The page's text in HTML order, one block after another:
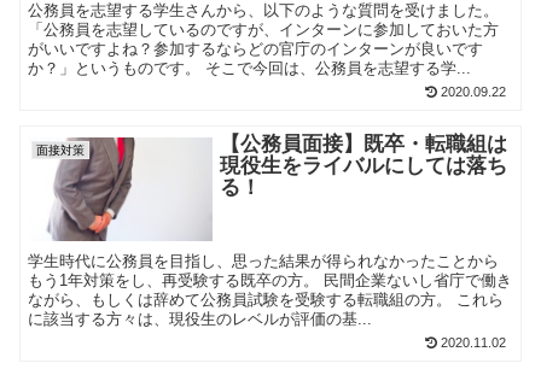
公務員を志望する学生さんから、以下のような質問を受けました。
「公務員を志望しているのですが、インターンに参加しておいた方
がいいですよね？参加するならどの官庁のインターンが良いです
か？」というものです。 そこで今回は、公務員を志望する学...
2020.09.22
面接対策
【公務員面接】既卒・転職組は
現役生をライバルにしては落ち
る！
学生時代に公務員を目指し、思った結果が得られなかったことから
もう1年対策をし、再受験する既卒の方。 民間企業ないし省庁で働き
ながら、もしくは辞めて公務員試験を受験する転職組の方。 これら
に該当する方々は、現役生のレベルが評価の基...
2020.11.02